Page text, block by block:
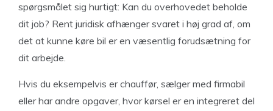
spørgsmålet sig hurtigt: Kan du overhovedet beholde
dit job? Rent juridisk afhænger svaret i høj grad af, om
det at kunne køre bil er en væsentlig forudsætning for
dit arbejde.
Hvis du eksempelvis er chauffør, sælger med firmabil
eller har andre opgaver, hvor kørsel er en integreret del